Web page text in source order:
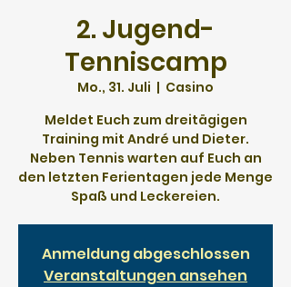
2. Jugend-
Tenniscamp
Mo., 31. Juli
  |
Casino
Meldet Euch zum dreitägigen
Training mit André und Dieter.
Neben Tennis warten auf Euch an
den letzten Ferientagen jede Menge
Spaß und Leckereien.
Anmeldung abgeschlossen
Veranstaltungen ansehen